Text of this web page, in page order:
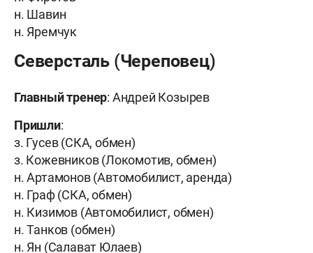
н. Шавин
н. Яремчук
Северсталь (Череповец)
Главный тренер: Андрей Козырев
Пришли:
з. Гусев (СКА, обмен)
з. Кожевников (Локомотив, обмен)
н. Артамонов (Автомобилист, аренда)
н. Граф (СКА, обмен)
н. Кизимов (Автомобилист, обмен)
н. Танков (обмен)
н. Ян (Салават Юлаев)